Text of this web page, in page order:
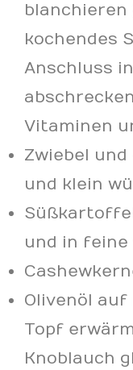
blanchieren
kochendes
Anschluss
Vitaminen
Zwiebel
und klein
und in feine
Olivenöl
Topf
Knoblauch